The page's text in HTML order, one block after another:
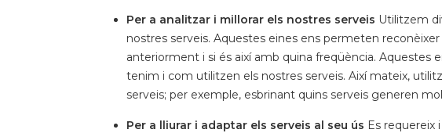
Per a analitzar i millorar els nostres serveis Utilitzem
nostres serveis. Aquestes eines ens permeten
anteriorment i si és així amb quina freqüència. Aquestes
tenim i com utilitzen els nostres serveis. Així mateix,
serveis; per exemple, esbrinant quins serveis generen
Per a lliurar i adaptar els serveis al seu ús Es